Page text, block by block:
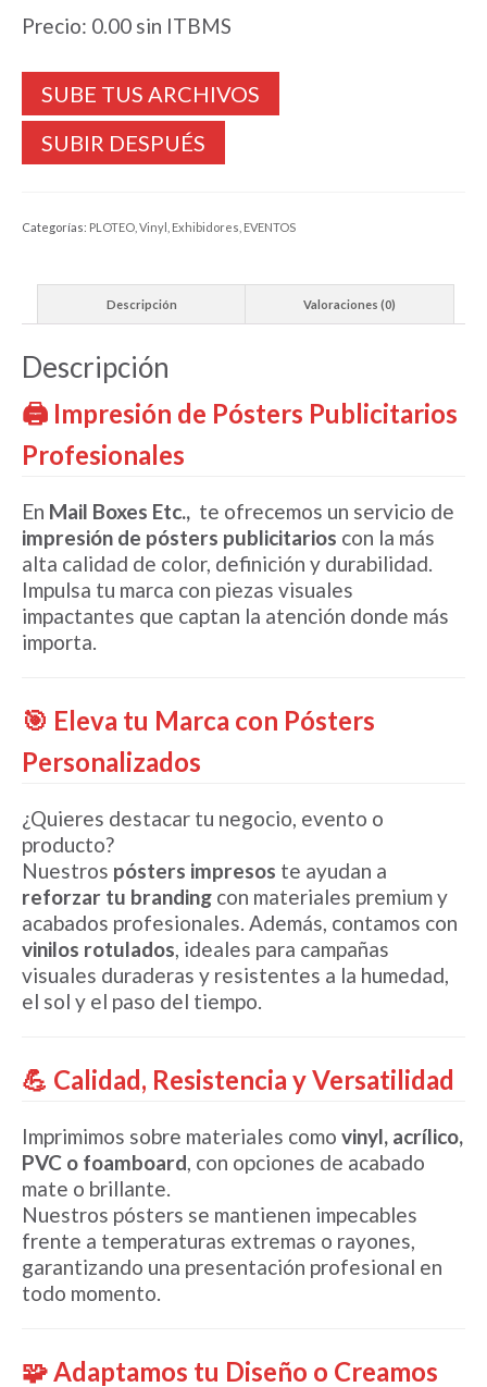
Precio: 0.00 sin ITBMS
SUBIR DESPUÉS
Categorías: PLOTEO Vinyl Exhibidores EVENTOS
Descripción Valoraciones (0)
Descripción
🖨️ Impresión de Pósters Publicitarios
Profesionales
En Mail Boxes Etc., te ofrecemos un servicio de
impresión de pósters publicitarios con la más
alta calidad de color, definición y durabilidad.
Impulsa tu marca con piezas visuales
impactantes que captan la atención donde más
importa.
🎯 Eleva tu Marca con Pósters
Personalizados
¿Quieres destacar tu negocio, evento o
producto?
Nuestros pósters impresos te ayudan a
reforzar tu branding con materiales premium y
acabados profesionales. Además, contamos con
vinilos rotulados, ideales para campañas
visuales duraderas y resistentes a la humedad,
el sol y el paso del tiempo.
💪 Calidad, Resistencia y Versatilidad
Imprimimos sobre materiales como vinyl, acrílico,
PVC o foamboard, con opciones de acabado
mate o brillante.
Nuestros pósters se mantienen impecables
frente a temperaturas extremas o rayones,
garantizando una presentación profesional en
todo momento.
🧩 Adaptamos tu Diseño o Creamos